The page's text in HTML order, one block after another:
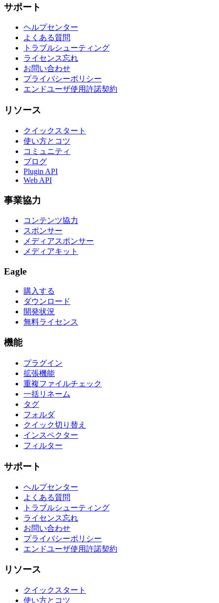
サポート
ヘルプセンター
よくある質問
トラブルシューティング
ライセンス忘れ
お問い合わせ
プライバシーポリシー
エンドユーザ使用許諾契約
リソース
クイックスタート
使い方とコツ
コミュニティ
ブログ
Plugin API
Web API
事業協力
コンテンツ協力
スポンサー
メディアスポンサー
メディアキット
Eagle
購入する
ダウンロード
開発状況
無料ライセンス
機能
プラグイン
拡張機能
重複ファイルチェック
一括リネーム
タグ
フォルダ
クイック切り替え
インスペクター
フィルター
サポート
ヘルプセンター
よくある質問
トラブルシューティング
ライセンス忘れ
お問い合わせ
プライバシーポリシー
エンドユーザ使用許諾契約
リソース
クイックスタート
使い方とコツ